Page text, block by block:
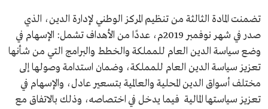
تضمنت المادة الثالثة من تنظيم المركز الوطني لإدارة الدين، الذي
صدر في شهر نوفمبر 2019م، عددًا من الأهداف تشمل: الإسهام في
وضع سياسة الدين العام للمملكة والخطط والبرامج التي من شأنها
تعزيز سياسة الدين العام للمملكة، وضمان استدامة وصولها إلى
مختلف أسواق الدين المحلية والعالمية بتسعير عادل، والإسهام في
تعزيز سياستها المالية فيما يدخل في اختصاصه، وذلك بالاتفاق مع